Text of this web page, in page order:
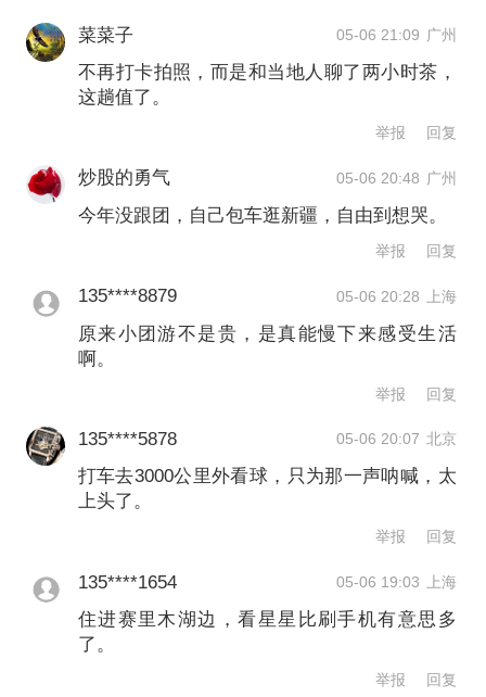
赛事带动的不只是住宿，也带动了本地
40%；“南京鸭血粉丝”搜索量同比增长
30%，“镇江三怪”搜索量同比增长
园等经典景区门票热度同步攀升。
今年五一假期，热门大城市不再是唯一
答案，越来越多游客将目光投向了那
些“人少、原生态、有烟火气”的小城。
美团数据显示，假期中中低线城市休闲
玩乐订单环比增长近70%，异地用户环
比增速达205%，跨城消费持续活跃。
菜菜子 05-06 21:09 广州
不再打卡拍照，而是和当地人聊了两小时茶，
这趟值了。
举报 回复
炒股的勇气 05-06 20:48 广州
今年没跟团，自己包车逛新疆，自由到想哭。
举报 回复
135****8879 05-06 20:28 上海
原来小团游不是贵，是真能慢下来感受生活
啊。
举报 回复
135****5878 05-06 20:07 北京
打车去3000公里外看球，只为那一声呐喊，太
上头了。
举报 回复
135****1654 05-06 19:03 上海
住进赛里木湖边，看星星比刷手机有意思多
了。
举报 回复